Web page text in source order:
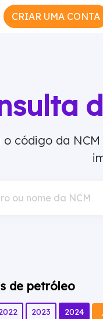
CRIAR UMA CONTA
o código da
ou nome da NCM
de petróleo
2023 2024